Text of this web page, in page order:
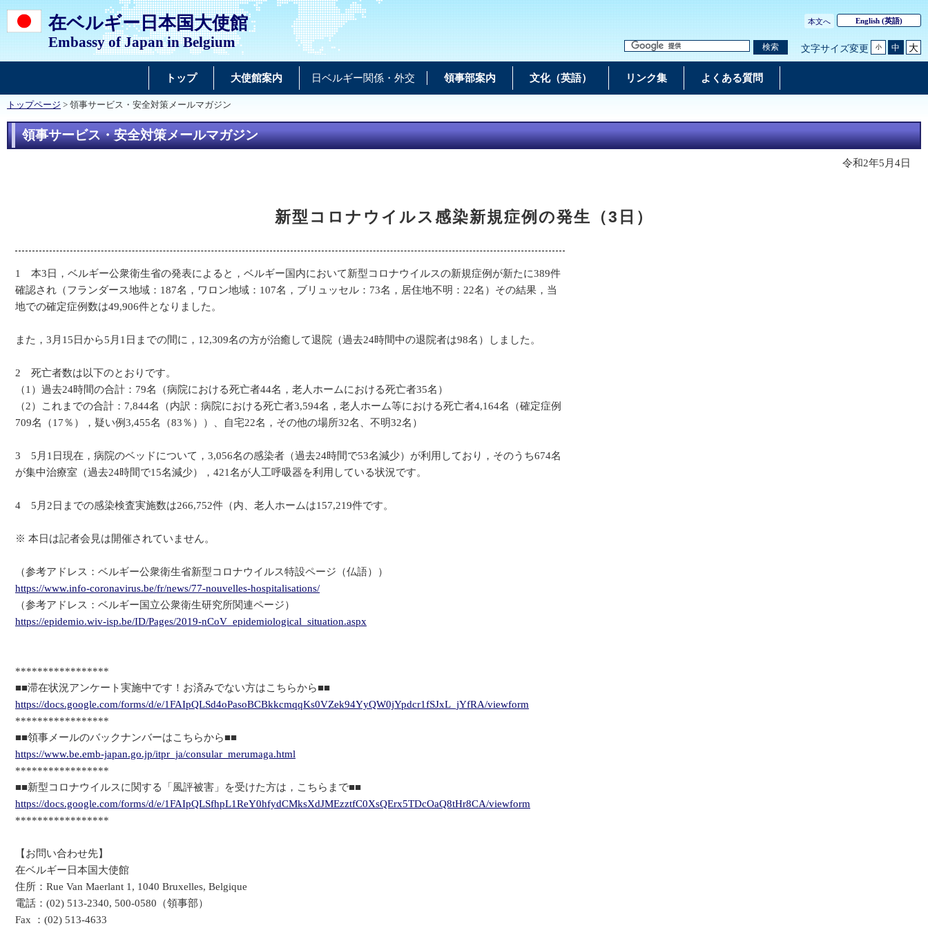
在ベルギー日本国大使館
Embassy of Japan in Belgium
本文へ English(英語)
検索 文字サイズ変更 小 中 大
トップ 大使館案内 日ベルギー関係・外交 領事部案内 文化（英語） リンク集 よくある質問
トップページ > 領事サービス・安全対策メールマガジン
領事サービス・安全対策メールマガジン
令和2年5月4日
新型コロナウイルス感染新規症例の発生（3日）
1 本3日，ベルギー公衆衛生省の発表によると，ベルギー国内において新型コロナウイルスの新規症例が新たに389件
確認され（フランダース地域：187名，ワロン地域：107名，ブリュッセル：73名，居住地不明：22名）その結果，当
地での確定症例数は49,906件となりました。
また，3月15日から5月1日までの間に，12,309名の方が治癒して退院（過去24時間中の退院者は98名）しました。
2 死亡者数は以下のとおりです。
（1）過去24時間の合計：79名（病院における死亡者44名，老人ホームにおける死亡者35名）
（2）これまでの合計：7,844名（内訳：病院における死亡者3,594名，老人ホーム等における死亡者4,164名（確定症例
709名（17％），疑い例3,455名（83％））、自宅22名，その他の場所32名、不明32名）
3 5月1日現在，病院のベッドについて，3,056名の感染者（過去24時間で53名減少）が利用しており，そのうち674名
が集中治療室（過去24時間で15名減少），421名が人工呼吸器を利用している状況です。
4 5月2日までの感染検査実施数は266,752件（内、老人ホームは157,219件です。
※ 本日は記者会見は開催されていません。
（参考アドレス：ベルギー公衆衛生省新型コロナウイルス特設ページ（仏語））
https://www.info-coronavirus.be/fr/news/77-nouvelles-hospitalisations/
（参考アドレス：ベルギー国立公衆衛生研究所関連ページ）
https://epidemio.wiv-isp.be/ID/Pages/2019-nCoV_epidemiological_situation.aspx
*****************
■■滞在状況アンケート実施中です！お済みでない方はこちらから■■
https://docs.google.com/forms/d/e/1FAIpQLSd4oPasoBCBkkcmqqKs0VZek94YyQW0jYpdcr1fSJxL_jYfRA/viewform
*****************
■■領事メールのバックナンバーはこちらから■■
https://www.be.emb-japan.go.jp/itpr_ja/consular_merumaga.html
*****************
■■新型コロナウイルスに関する「風評被害」を受けた方は，こちらまで■■
https://docs.google.com/forms/d/e/1FAIpQLSfhpL1ReY0hfydCMksXdJMEzztfC0XsQErx5TDcOaQ8tHr8CA/viewform
*****************
【お問い合わせ先】
在ベルギー日本国大使館
住所：Rue Van Maerlant 1, 1040 Bruxelles, Belgique
電話：(02) 513-2340, 500-0580（領事部）
Fax ：(02) 513-4633